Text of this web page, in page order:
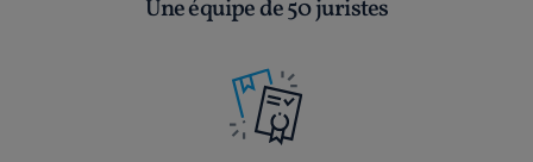
Une équipe de 50 juristes